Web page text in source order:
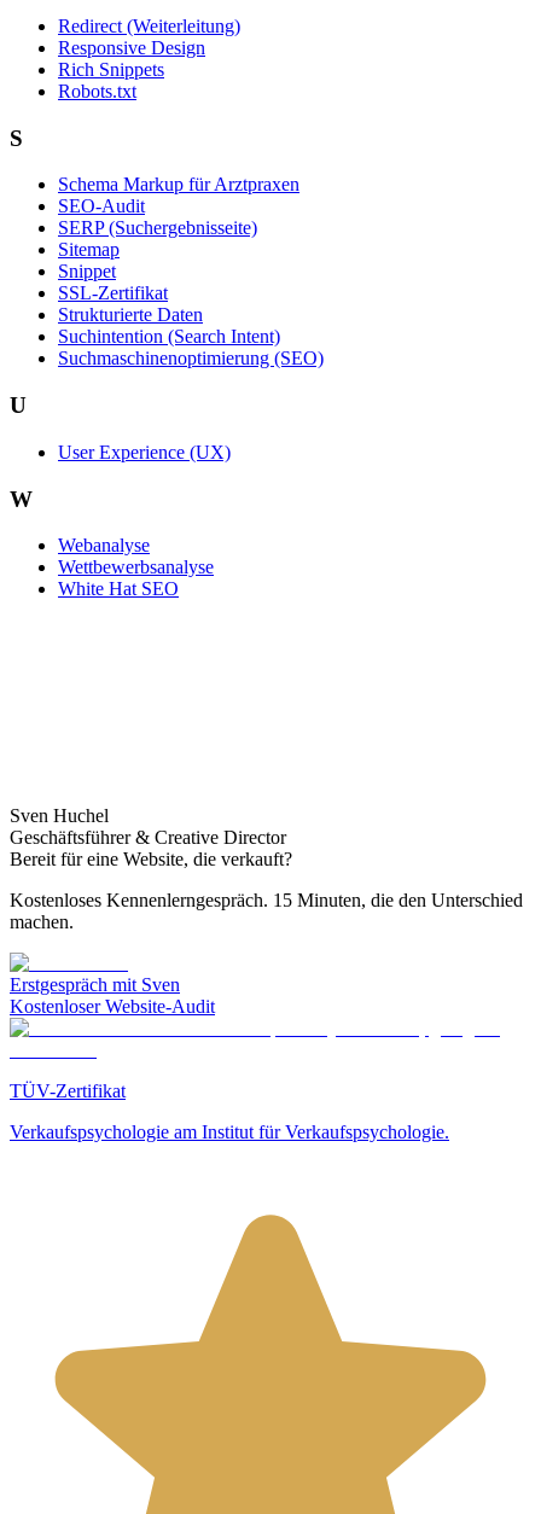
Redirect (Weiterleitung)
Responsive Design
Rich Snippets
Robots.txt
S
Schema Markup für Arztpraxen
SEO-Audit
SERP (Suchergebnisseite)
Sitemap
Snippet
SSL-Zertifikat
Strukturierte Daten
Suchintention (Search Intent)
Suchmaschinenoptimierung (SEO)
U
User Experience (UX)
W
Webanalyse
Wettbewerbsanalyse
White Hat SEO
Sven Huchel
Geschäftsführer & Creative Director
Bereit für eine Website, die verkauft?
Kostenloses Kennenlerngespräch. 15 Minuten, die den Unterschied
machen.
Erstgespräch mit Sven
Kostenloser Website-Audit
TÜV-Zertifikat
Verkaufspsychologie am Institut für Verkaufspsychologie.